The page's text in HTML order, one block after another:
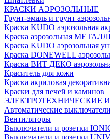
КРАСКИ АЭРОЗОЛЬНЫЕ
Грунт-эмаль и грунт
Краска KUDO аэрозольная
Краска аэрозольная
Краска KUDO аэрозольная
Краска DONEWELL
Краска ВИТ ДЕКО
Краситель для кожи
Краска акриловая
Краски для печей и каминов
ЭЛЕКТРОТЕХНИЧЕСКИЕ
Автоматические
Вентиляторы
Выключатели и розетки
Выключатели и розетки